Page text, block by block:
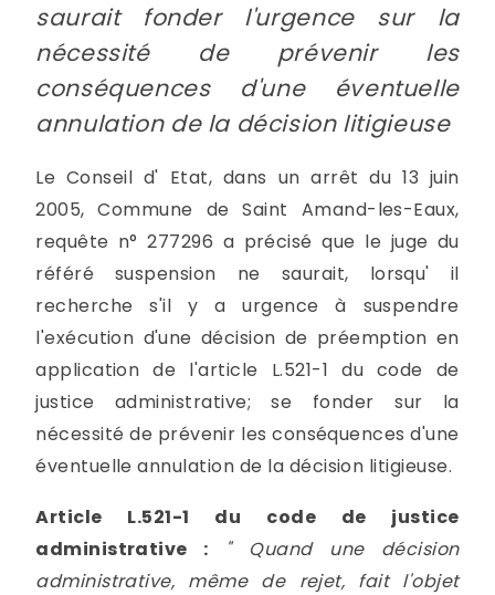
saurait fonder l'urgence sur la
nécessité de prévenir les
conséquences d'une éventuelle
annulation de la décision litigieuse
Le Conseil d' Etat, dans un arrêt du 13 juin
2005, Commune de Saint Amand-les-Eaux,
requête n° 277296 a précisé que le juge du
référé suspension ne saurait, lorsqu' il
recherche s'il y a urgence à suspendre
l'exécution d'une décision de préemption en
application de l'article L.521-1 du code de
justice administrative; se fonder sur la
nécessité de prévenir les conséquences d'une
éventuelle annulation de la décision litigieuse.
Article L.521-1 du code de justice
administrative :
" Quand une décision
administrative, même de rejet, fait l'objet